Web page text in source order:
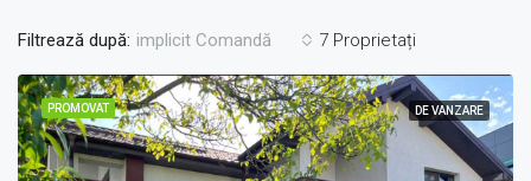
7 Proprietați
Filtrează după: implicit Comandă
PROMOVAT DE VANZARE